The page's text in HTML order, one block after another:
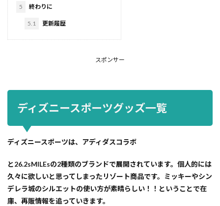
5 終わりに
5.1 更新履歴
スポンサー
ディズニースポーツグッズ一覧
ディズニースポーツは、アディダスコラボ
と26.2sMILEsの2種類のブランドで展開されています。 個人的には
久々に欲しいと思ってしまったリゾート商品です。
ミッキーやシン
デレラ城のシルエットの使い方が素晴らしい！！ ということで在
庫、再販情報を追っていきます。